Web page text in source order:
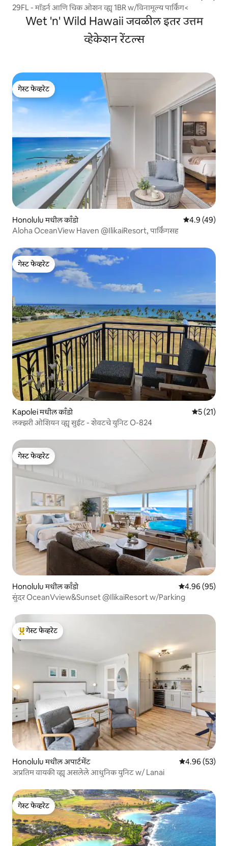
29FL - मॉडर्न आणि चिक ओशन व्ह्यू 1BR w/विनामूल्य पार्किंग<
Wet 'n' Wild Hawaii जवळील इतर उत्तम
व्हेकेशन रेंटल्स
गेस्ट फेव्हरेट
गेस्ट फेव्हरेट
Honolulu मधील काँडो 5 पैकी 4.9
4.9 (49)
Aloha OceanView Haven @IlikaiResort, पार्किंगसह
गेस्ट फेव्हरेट
गेस्ट फेव्हरेट
Kapolei मधील काँडो 5 पैकी 5
5 (21)
लक्झरी ओशियन व्ह्यू सुईट - शेवटचे युनिट O-824
गेस्ट फेव्हरेट
गेस्ट फेव्हरेट
Honolulu मधील काँडो 5 पैकी 4.96
4.96 (95)
सुंदर OceanVview&Sunset @IlikaiResort w/Parking
टॉप गेस्ट फेव्हरेट
गेस्ट फेव्हरेट
Honolulu मधील अपार्टमेंट 5 पैकी 4.96
4.96 (53)
अप्रतिम वायकी व्ह्यू असलेले आधुनिक युनिट w/ Lanai
गेस्ट फेव्हरेट
गेस्ट फेव्हरेट